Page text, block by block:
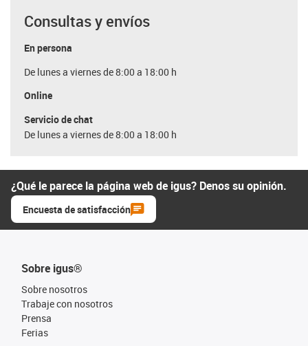
Consultas y envíos
En persona
De lunes a viernes de 8:00 a 18:00 h
Online
Servicio de chat
De lunes a viernes de 8:00 a 18:00 h
¿Qué le parece la página web de igus? Denos su opinión.
Encuesta de satisfacción
Sobre igus®
Sobre nosotros
Trabaje con nosotros
Prensa
Ferias